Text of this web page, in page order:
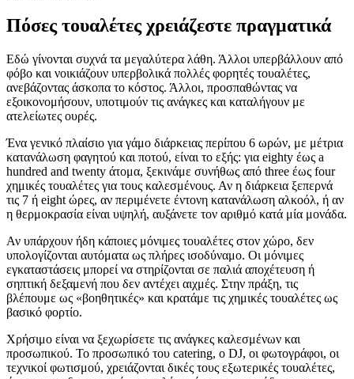
Πόσες τουαλέτες χρειάζεστε πραγματικά
Εδώ γίνονται συχνά τα μεγαλύτερα λάθη. Άλλοι υπερβάλλουν από
φόβο και νοικιάζουν υπερβολικά πολλές φορητές τουαλέτες,
ανεβάζοντας άσκοπα το κόστος. Άλλοι, προσπαθώντας να
εξοικονομήσουν, υποτιμούν τις ανάγκες και καταλήγουν με
ατελείωτες ουρές.
Ένα γενικό πλαίσιο για γάμο διάρκειας περίπου 6 ωρών, με μέτρια
κατανάλωση φαγητού και ποτού, είναι το εξής: για eighty έως a
hundred and twenty άτομα, ξεκινάμε συνήθως από three έως four
χημικές τουαλέτες για τους καλεσμένους. Αν η διάρκεια ξεπερνά
τις 7 ή eight ώρες, αν περιμένετε έντονη κατανάλωση αλκοόλ, ή αν
η θερμοκρασία είναι υψηλή, αυξάνετε τον αριθμό κατά μία μονάδα.
Αν υπάρχουν ήδη κάποιες μόνιμες τουαλέτες στον χώρο, δεν
υπολογίζονται αυτόματα ως πλήρες ισοδύναμο. Οι μόνιμες
εγκαταστάσεις μπορεί να στηρίζονται σε παλιά αποχέτευση ή
σηπτική δεξαμενή που δεν αντέχει αιχμές. Στην πράξη, τις
βλέπουμε ως «βοηθητικές» και κρατάμε τις χημικές τουαλέτες ως
βασικό φορτίο.
Χρήσιμο είναι να ξεχωρίσετε τις ανάγκες καλεσμένων και
προσωπικού. Το προσωπικό του catering, ο DJ, οι φωτογράφοι, οι
τεχνικοί φωτισμού, χρειάζονται δικές τους εξωτερικές τουαλέτες,